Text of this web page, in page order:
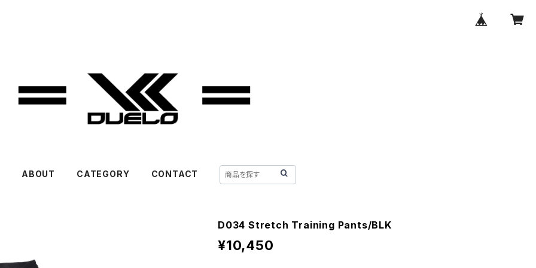
ABOUT CATEGORY CONTACT
D034 Stretch Training Pants/BLK
¥10,450